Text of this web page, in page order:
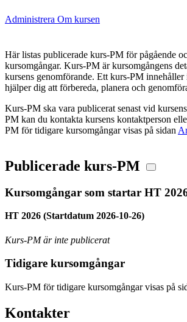
Administrera Om kursen
Här listas publicerade kurs-PM för pågående
kursomgångar. Kurs-PM är kursomgångens
kursens genomförande. Ett kurs-PM
hjälper dig att förbereda, planera och
Kurs-PM ska vara publicerat senast vid
PM kan du kontakta kursens kontaktperson
PM för tidigare kursomgångar visas på sidan
Publicerade kurs-PM
Kursomgångar som startar HT
HT 2026 (Startdatum 2026-10-26)
Kurs-PM är inte publicerat
Tidigare kursomgångar
Kurs-PM för tidigare kursomgångar visas på
Kontakter